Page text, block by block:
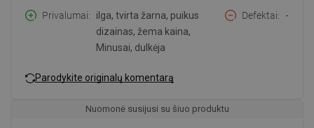
Privalumai
ilga, tvirta žarna, puikus
dizainas, žema kaina,
Minusai, dulkėja
Defektai -
Parodykite originalų komentarą
Nuomonė susijusi su šiuo produktu